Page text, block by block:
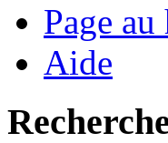
Page au
Aide